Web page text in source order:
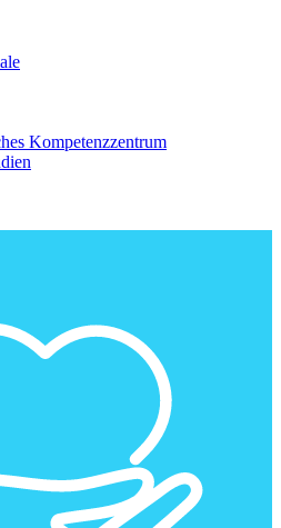
Kompetenzzentrum